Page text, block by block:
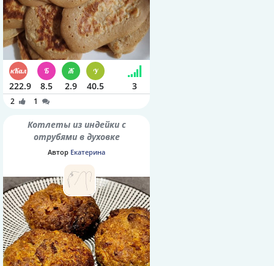
222.9 8.5 2.9 40.5 3
2 1
Котлеты из индейки с
отрубями в духовке
Автор Екатерина